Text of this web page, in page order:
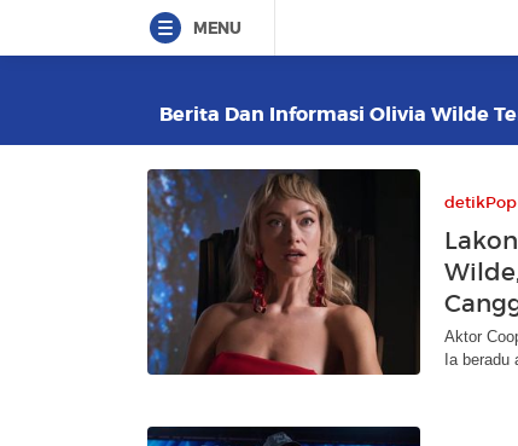
MENU
Berita Dan Informasi Olivia Wilde
detikPop
Aktor
Ia